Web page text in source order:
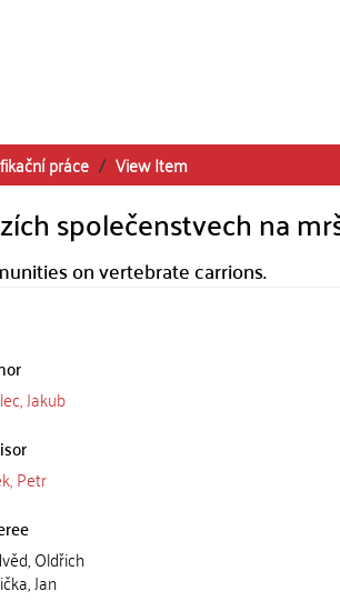
práce View Item
společenstvech na
on vertebrate carrions.
Jakub
Petr
Oldřich
Jan